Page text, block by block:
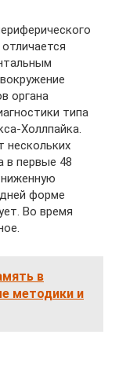
органа
типа
Холлпайка.
нескольких
в первые 48
форме
Во время
в
методики и